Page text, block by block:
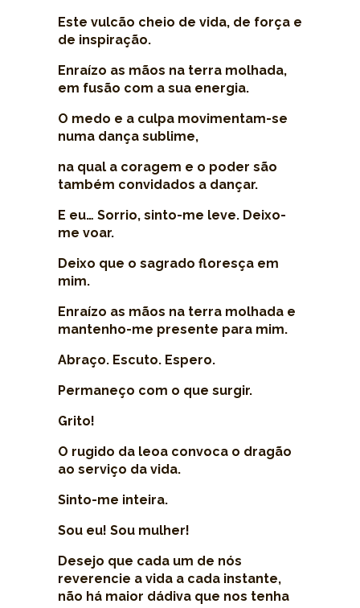
Este vulcão cheio de vida, de força e
de inspiração.
Enraízo as mãos na terra molhada,
em fusão com a sua energia.
O medo e a culpa movimentam-se
numa dança sublime,
na qual a coragem e o poder são
também convidados a dançar.
E eu… Sorrio, sinto-me leve. Deixo-
me voar.
Deixo que o sagrado floresça em
mim.
Enraízo as mãos na terra molhada e
mantenho-me presente para mim.
Abraço. Escuto. Espero.
Permaneço com o que surgir.
Grito!
O rugido da leoa convoca o dragão
ao serviço da vida.
Sinto-me inteira.
Sou eu! Sou mulher!
Desejo que cada um de nós
reverencie a vida a cada instante,
não há maior dádiva que nos tenha